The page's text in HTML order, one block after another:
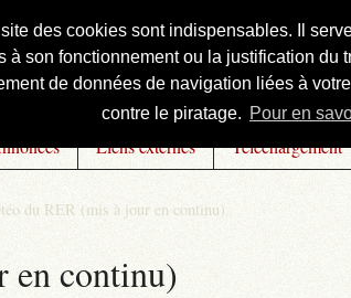
des cookies sont indispensables. Il
son fonctionnement ou la justification
de données de navigation liées à
contre le piratage. Pour en
Liens externes Téléchargement
du RER (mis à jour en continu)
en continu)